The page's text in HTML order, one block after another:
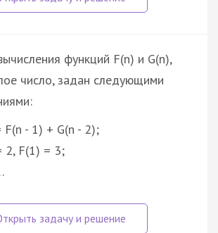
функций F(n) и G(n),
число, задан следующими
F(n - 1) + G(n - 2);
2, F(1) = 3;